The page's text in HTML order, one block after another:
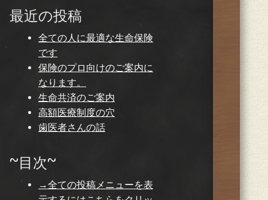
最近の投稿
全ての人に最適な生命保険
です
保険のプロ向けのご案内に
なります。
生命共済のご案内
高額医療制度の穴
歯医者さんの話
~目次~
→全ての投稿メニューを表